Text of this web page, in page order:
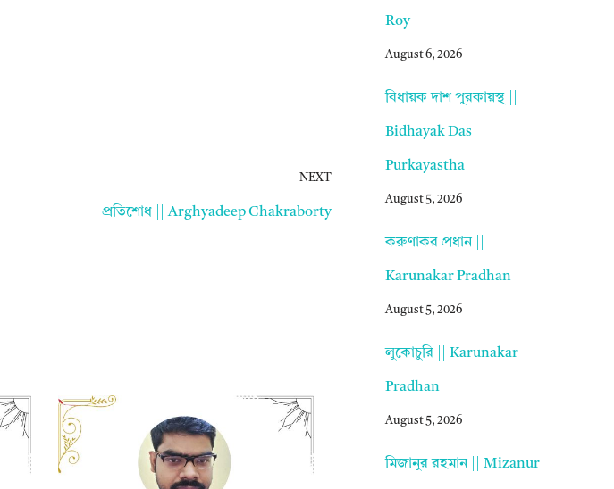
NEXT
প্রতিশোধ || Arghyadeep Chakraborty
Roy
August 6, 2026
বিধায়ক দাশ পুরকায়স্থ ||
Bidhayak Das
Purkayastha
August 5, 2026
করুণাকর প্রধান ||
Karunakar Pradhan
August 5, 2026
লুকোচুরি || Karunakar
Pradhan
August 5, 2026
মিজানুর রহমান || Mizanur